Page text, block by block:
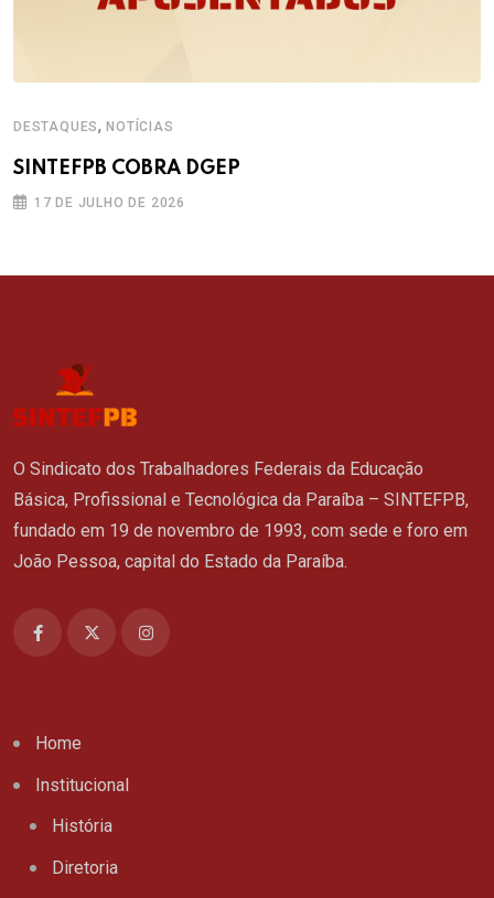
DESTAQUES,NOTÍCIAS
SINTEFPB COBRA DGEP
17 DE JULHO DE 2026
O Sindicato dos Trabalhadores Federais da Educação
Básica, Profissional e Tecnológica da Paraíba – SINTEFPB,
fundado em 19 de novembro de 1993, com sede e foro em
João Pessoa, capital do Estado da Paraíba.
Home
Institucional
História
Diretoria